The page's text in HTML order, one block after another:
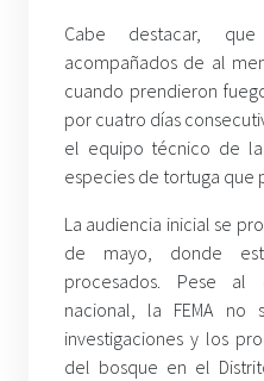
Cabe destacar,
acompañados de al
cuando prendieron
por cuatro días
el equipo técnico de la
especies de tortuga que
La audiencia inicial se
de mayo, donde
procesados. Pese al
nacional, la FEMA
investigaciones y los
del bosque en el